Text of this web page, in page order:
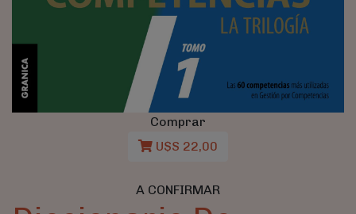
Comprar
U$S 22,00
A CONFIRMAR